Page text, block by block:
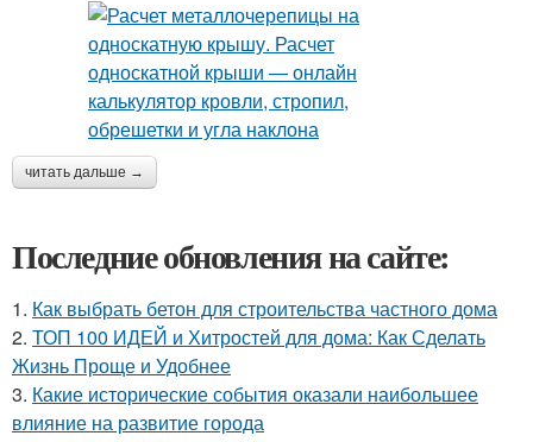
читать дальше →
Последние обновления на сайте:
1. Как выбрать бетон для строительства частного дома
2. ТОП 100 ИДЕЙ и Хитростей для дома: Как Сделать
Жизнь Проще и Удобнее
3. Какие исторические события оказали наибольшее
влияние на развитие города